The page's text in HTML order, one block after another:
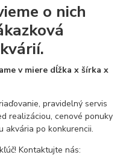
o nich
v miere dĺžka x šírka x
pravidelný servis
realizáciou, cenové ponuky
akvária po konkurencii.
Kontaktujte nás: